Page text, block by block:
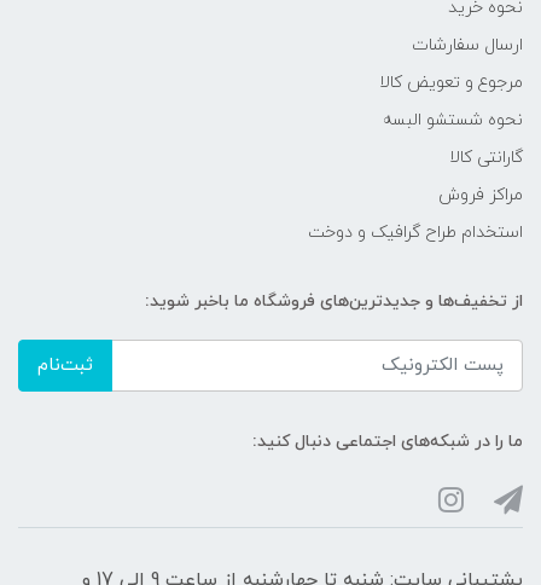
نحوه خرید
ارسال سفارشات
مرجوع و تعویض کالا
نحوه شستشو البسه
گارانتی کالا
مراکز فروش
استخدام طراح گرافیک و دوخت
از تخفیف‌ها و جدیدترین‌های فروشگاه ما باخبر شوید:
ثبت‌نام
ما را در شبکه‌های اجتماعی دنبال کنید: